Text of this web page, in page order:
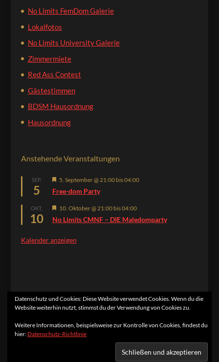
No Limits FemDom Galerie
Lokalfotos
No Limits University Galerie
Zimmermiete
Red Ass Contest
Gästestimmen
BDSM Hausordnung
Hausordnung
Anstehende Veranstaltungen
SEP.
5
Hervorgehoben
5. September @ 21:00bis04:00
Free-dom Party
OKT.
10
Hervorgehoben
10. Oktober @ 21:00bis04:00
No Limits CMNF – DIE Maledomparty
Kalender anzeigen
| Powered by
Datenschutz und Cookies: Diese Website verwendet Cookies. Wenn du die
Website weiterhin nutzt, stimmst du der Verwendung von Cookies zu.
Weitere Informationen, beispielsweise zur Kontrolle von Cookies, findest du
hier: Datenschutz-Richtlinie